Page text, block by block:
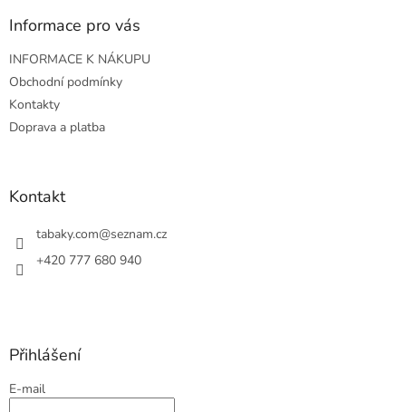
Informace pro vás
INFORMACE K NÁKUPU
Obchodní podmínky
Kontakty
Doprava a platba
Kontakt
tabaky.com@seznam.cz
+420 777 680 940
Přihlášení
E-mail